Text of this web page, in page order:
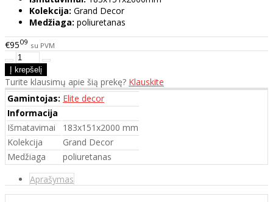
Kolekcija: Grand Decor
Medžiaga: poliuretanas
€9509 su PVM
Turite klausimų apie šią prekę? Klauskite
Gamintojas: Elite decor
Informacija
Išmatavimai
183x151x2000 mm
Kolekcija
Grand Decor
Medžiaga
poliuretanas
Aprašymas